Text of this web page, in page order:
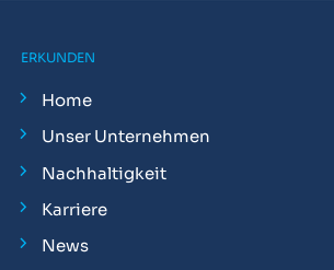
ERKUNDEN
Home
Unser Unternehmen
Nachhaltigkeit
Karriere
News